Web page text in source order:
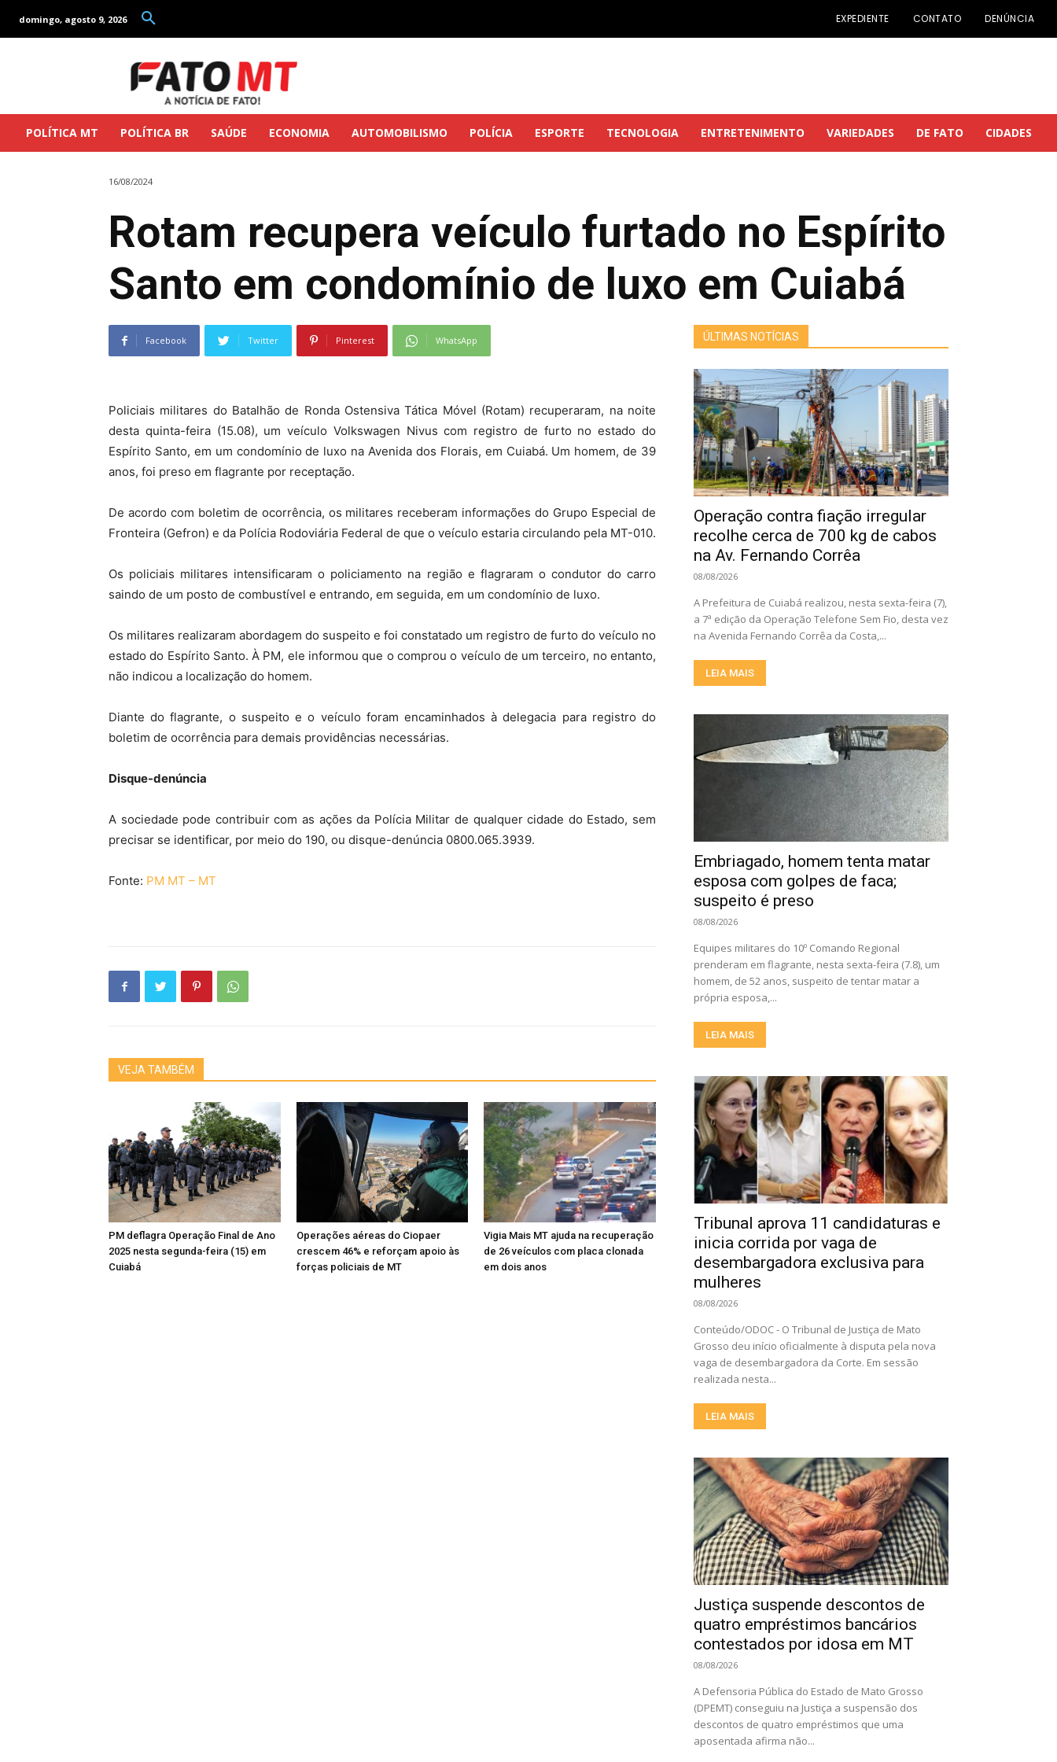
domingo, agosto 9, 2026 EXPEDIENTE CONTATO DENÚNCIA
POLÍTICA MT POLÍTICA BR SAÚDE ECONOMIA AUTOMOBILISMO POLÍCIA ESPORTE TECNOLOGIA ENTRETENIMENTO VARIEDADES DE FATO CIDADES
16/08/2024
Rotam recupera veículo furtado no Espírito
Santo em condomínio de luxo em Cuiabá
Facebook Twitter Pinterest WhatsApp
Policiais militares do Batalhão de Ronda Ostensiva Tática Móvel (Rotam) recuperaram, na noite
desta quinta-feira (15.08), um veículo Volkswagen Nivus com registro de furto no estado do
Espírito Santo, em um condomínio de luxo na Avenida dos Florais, em Cuiabá. Um homem, de 39
anos, foi preso em flagrante por receptação.
De acordo com boletim de ocorrência, os militares receberam informações do Grupo Especial de
Fronteira (Gefron) e da Polícia Rodoviária Federal de que o veículo estaria circulando pela MT-010.
Os policiais militares intensificaram o policiamento na região e flagraram o condutor do carro
saindo de um posto de combustível e entrando, em seguida, em um condomínio de luxo.
Os militares realizaram abordagem do suspeito e foi constatado um registro de furto do veículo no
estado do Espírito Santo. À PM, ele informou que o comprou o veículo de um terceiro, no entanto,
não indicou a localização do homem.
Diante do flagrante, o suspeito e o veículo foram encaminhados à delegacia para registro do
boletim de ocorrência para demais providências necessárias.
Disque-denúncia
A sociedade pode contribuir com as ações da Polícia Militar de qualquer cidade do Estado, sem
precisar se identificar, por meio do 190, ou disque-denúncia 0800.065.3939.
Fonte: PM MT – MT
VEJA TAMBÉM
PM deflagra Operação Final de Ano
2025 nesta segunda-feira (15) em
Cuiabá
Operações aéreas do Ciopaer
crescem 46% e reforçam apoio às
forças policiais de MT
Vigia Mais MT ajuda na recuperação
de 26 veículos com placa clonada
em dois anos
ÚLTIMAS NOTÍCIAS
Operação contra fiação irregular
recolhe cerca de 700 kg de cabos
na Av. Fernando Corrêa
08/08/2026
A Prefeitura de Cuiabá realizou, nesta sexta-feira (7),
a 7ª edição da Operação Telefone Sem Fio, desta vez
na Avenida Fernando Corrêa da Costa,...
LEIA MAIS
Embriagado, homem tenta matar
esposa com golpes de faca;
suspeito é preso
08/08/2026
Equipes militares do 10º Comando Regional
prenderam em flagrante, nesta sexta-feira (7.8), um
homem, de 52 anos, suspeito de tentar matar a
própria esposa,...
LEIA MAIS
Tribunal aprova 11 candidaturas e
inicia corrida por vaga de
desembargadora exclusiva para
mulheres
08/08/2026
Conteúdo/ODOC - O Tribunal de Justiça de Mato
Grosso deu início oficialmente à disputa pela nova
vaga de desembargadora da Corte. Em sessão
realizada nesta...
LEIA MAIS
Justiça suspende descontos de
quatro empréstimos bancários
contestados por idosa em MT
08/08/2026
A Defensoria Pública do Estado de Mato Grosso
(DPEMT) conseguiu na Justiça a suspensão dos
descontos de quatro empréstimos que uma
aposentada afirma não...